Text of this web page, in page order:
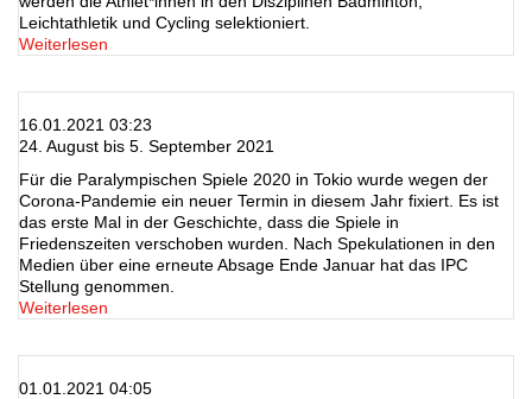
Leichtathletik und Cycling selektioniert.
Weiterlesen
16.01.2021 03:23
24. August bis 5. September 2021
Für die Paralympischen Spiele 2020 in Tokio wurde wegen der
Corona-Pandemie ein neuer Termin in diesem Jahr fixiert. Es ist
das erste Mal in der Geschichte, dass die Spiele in
Friedenszeiten verschoben wurden. Nach Spekulationen in den
Medien über eine erneute Absage Ende Januar hat das IPC
Stellung genommen.
Weiterlesen
01.01.2021 04:05